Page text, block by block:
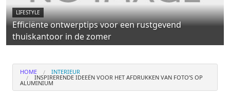
LIFESTYLE
Efficiënte ontwerptips voor een rustgevend
thuiskantoor in de zomer
HOME INTERIEUR
INSPIRERENDE IDEEËN VOOR HET AFDRUKKEN VAN FOTO’S OP
ALUMINIUM